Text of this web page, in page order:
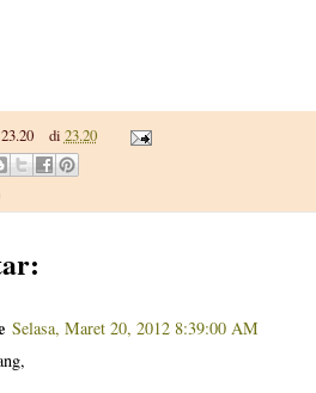
23.20 di 23.20
Selasa, Maret 20, 2012 8:39:00 AM